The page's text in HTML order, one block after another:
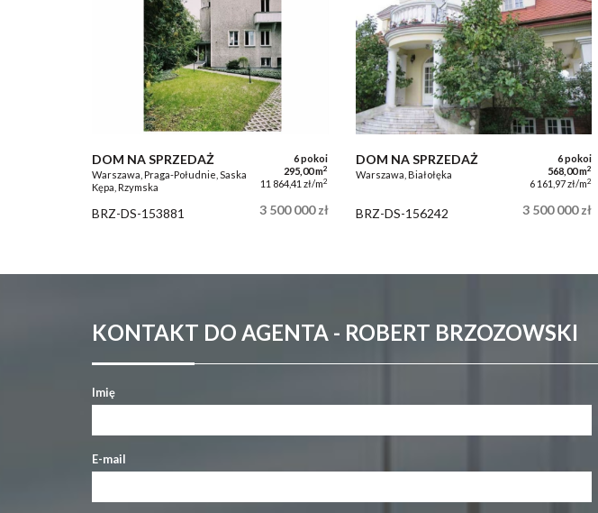
DOM NA SPRZEDAŻ
Warszawa, Praga-Południe, Saska
Kępa, Rzymska
6 pokoi
295,00 m2
11 864,41 zł/m2
BRZ-DS-153881 3 500 000 zł
DOM NA SPRZEDAŻ
Warszawa, Białołęka
6 pokoi
568,00 m2
6 161,97 zł/m2
BRZ-DS-156242 3 500 000 zł
KONTAKT DO AGENTA - ROBERT BRZOZOWSKI
Imię
E-mail